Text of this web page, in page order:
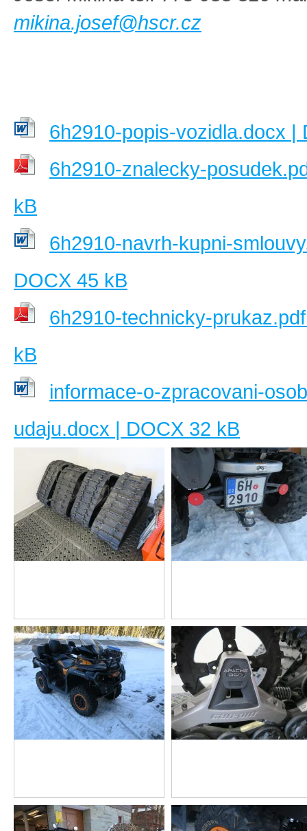
mikina.josef@hscr.cz
6h2910-popis-vozidla.docx |
6h2910-znalecky-
kB
6h2910-navrh-kupni-
DOCX 45 kB
6h2910-technicky-
kB
informace-o-zpracovani-
udaju.docx | DOCX 32 kB